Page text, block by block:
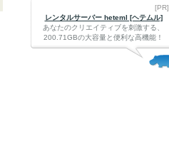
[PR]
レンタルサーバー heteml [ヘテムル]
あなたのクリエイティブを刺激する、
200.71GBの大容量と便利な高機能！